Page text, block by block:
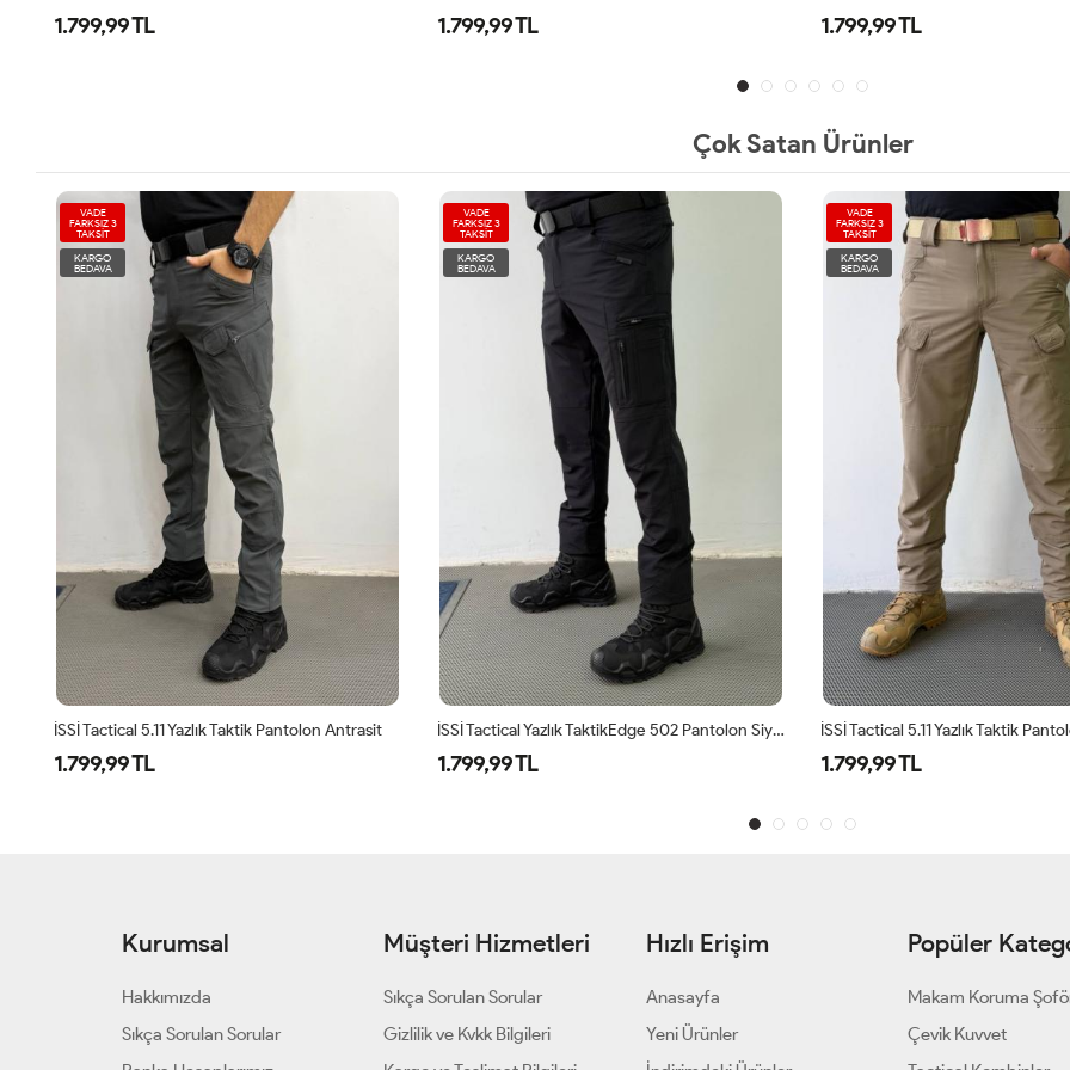
1.799,99 TL 1.799,99 TL 1.799,99 TL
Çok Satan Ürünler
VADE
FARKSIZ 3
TAKSİT
KARGO
BEDAVA
İSSİ Tactical 5.11 Yazlık Taktik Pantolon Antrasit
1.799,99 TL
VADE
FARKSIZ 3
TAKSİT
KARGO
BEDAVA
İSSİ Tactical Yazlık TaktikEdge 502 Pantolon Siyah
1.799,99 TL
VADE
FARKSIZ 3
TAKSİT
KARGO
BEDAVA
İSSİ Tactical 5.11 Yazlık Taktik
1.799,99 TL
Kurumsal
Hakkımızda
Sıkça Sorulan Sorular
Müşteri Hizmetleri
Sıkça Sorulan Sorular
Gizlilik ve Kvkk Bilgileri
Hızlı Erişim
Anasayfa
Yeni Ürünler
Popüler
Makam Koruma
Çevik Kuvvet